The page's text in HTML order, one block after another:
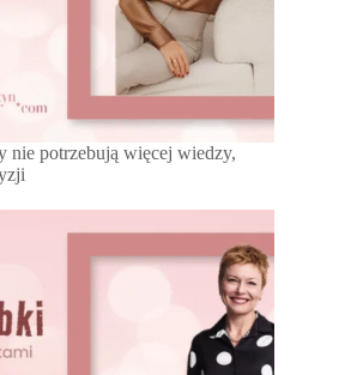
nie potrzebują więcej wiedzy,